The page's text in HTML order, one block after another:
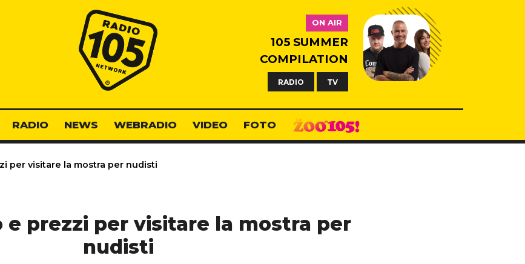
Radio 105
ON AIR
105 SUMMER
COMPILATION
RADIO TV
RADIO NEWS WEBRADIO VIDEO FOTO
per visitare la mostra per nudisti
e prezzi per visitare la mostra per
nudisti